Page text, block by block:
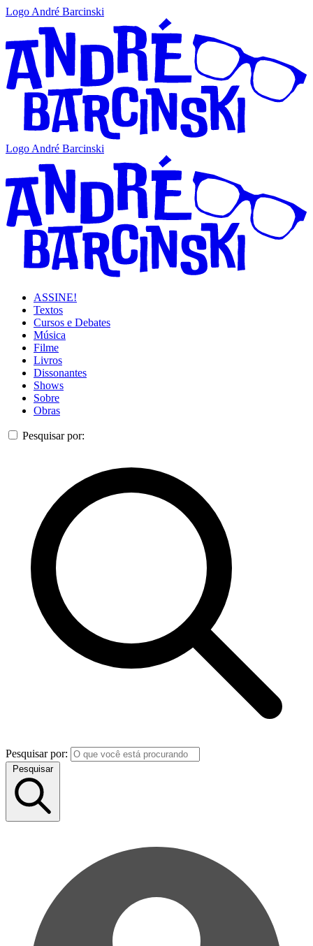
Logo André Barcinski
Logo André Barcinski
ASSINE!
Textos
Cursos e Debates
Música
Filme
Livros
Dissonantes
Shows
Sobre
Obras
Pesquisar por:
Pesquisar por:
Pesquisar